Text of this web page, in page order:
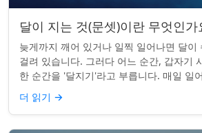
달이 지는 것(문셋)이란 무엇인가
늦게까지 깨어 있거나 일찍 일어나면 달이
걸려 있습니다. 그러다 어느 순간, 갑자기
한 순간을 '달지기'라고 부릅니다. 매일 일
람들은 놓치곤 합니다. 핵심 ...
더 읽기 →